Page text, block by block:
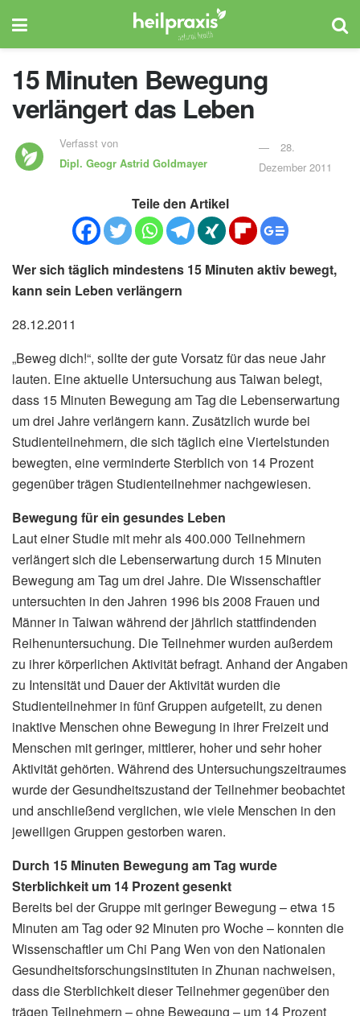
15 Minuten Bewegung
verlängert das Leben
Verfasst von
Dipl. GeogrAstrid Goldmayer
28.
Dezember 2011
Teile den Artikel
Wer sich täglich mindestens 15 Minuten aktiv bewegt,
kann sein Leben verlängern
28.12.2011
„Beweg dich!“, sollte der gute Vorsatz für das neue Jahr
lauten. Eine aktuelle Untersuchung aus Taiwan belegt,
dass 15 Minuten Bewegung am Tag die Lebenserwartung
um drei Jahre verlängern kann. Zusätzlich wurde bei
Studienteilnehmern, die sich täglich eine Viertelstunden
bewegten, eine verminderte Sterblich von 14 Prozent
gegenüber trägen Studienteilnehmer nachgewiesen.
Bewegung für ein gesundes Leben
Laut einer Studie mit mehr als 400.000 Teilnehmern
verlängert sich die Lebenserwartung durch 15 Minuten
Bewegung am Tag um drei Jahre. Die Wissenschaftler
untersuchten in den Jahren 1996 bis 2008 Frauen und
Männer in Taiwan während der jährlich stattfindenden
Reihenuntersuchung. Die Teilnehmer wurden außerdem
zu ihrer körperlichen Aktivität befragt. Anhand der Angaben
zu Intensität und Dauer der Aktivität wurden die
Studienteilnehmer in fünf Gruppen aufgeteilt, zu denen
inaktive Menschen ohne Bewegung in ihrer Freizeit und
Menschen mit geringer, mittlerer, hoher und sehr hoher
Aktivität gehörten. Während des Untersuchungszeitraumes
wurde der Gesundheitszustand der Teilnehmer beobachtet
und anschließend verglichen, wie viele Menschen in den
jeweiligen Gruppen gestorben waren.
Durch 15 Minuten Bewegung am Tag wurde
Sterblichkeit um 14 Prozent gesenkt
Bereits bei der Gruppe mit geringer Bewegung – etwa 15
Minuten am Tag oder 92 Minuten pro Woche – konnten die
Wissenschaftler um Chi Pang Wen von den Nationalen
Gesundheitsforschungsinstituten in Zhunan nachweisen,
dass die Sterblichkeit dieser Teilnehmer gegenüber den
trägen Teilnehmern – ohne Bewegung – um 14 Prozent